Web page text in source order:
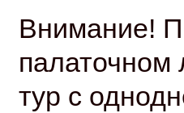
Внимание!
палаточном
тур с